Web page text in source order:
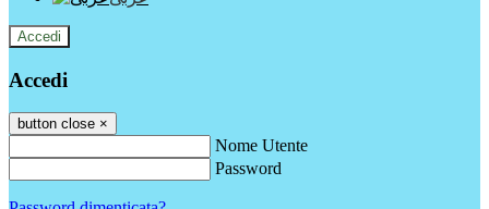
Accedi
Accedi
button close ×
Nome Utente
Password